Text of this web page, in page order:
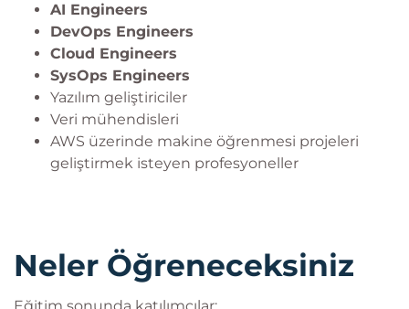
AI Engineers
DevOps Engineers
Cloud Engineers
SysOps Engineers
Yazılım geliştiriciler
Veri mühendisleri
AWS üzerinde makine öğrenmesi projeleri
geliştirmek isteyen profesyoneller
Neler Öğreneceksiniz